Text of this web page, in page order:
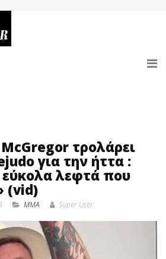
τρολάρει
για την ήττα :
λεφτά που
(vid)
MMA Super User